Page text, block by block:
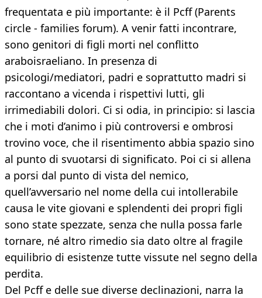
frequentata e più importante: è il Pcff (Parents
circle - families forum). A venir fatti incontrare,
sono genitori di figli morti nel conflitto
araboisraeliano. In presenza di
psicologi/mediatori, padri e soprattutto madri si
raccontano a vicenda i rispettivi lutti, gli
irrimediabili dolori. Ci si odia, in principio: si lascia
che i moti d’animo i più controversi e ombrosi
trovino voce, che il risentimento abbia spazio sino
al punto di svuotarsi di significato. Poi ci si allena
a porsi dal punto di vista del nemico,
quell’avversario nel nome della cui intollerabile
causa le vite giovani e splendenti dei propri figli
sono state spezzate, senza che nulla possa farle
tornare, né altro rimedio sia dato oltre al fragile
equilibrio di esistenze tutte vissute nel segno della
perdita.
Del Pcff e delle sue diverse declinazioni, narra la